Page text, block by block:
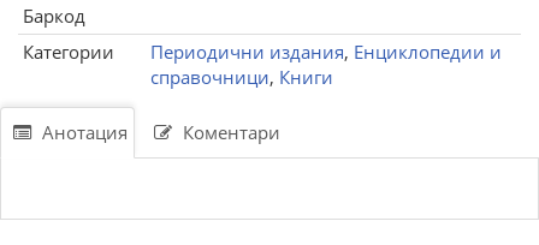
Баркод
Категории
Периодични издания, Енциклопедии и
справочници, Книги
Анотация Коментари